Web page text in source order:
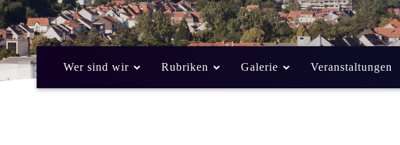
Wer sind wir Rubriken Galerie Veranstaltungen